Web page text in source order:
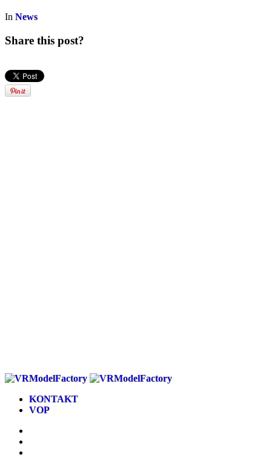
In News
Share this post?
KONTAKT
VOP